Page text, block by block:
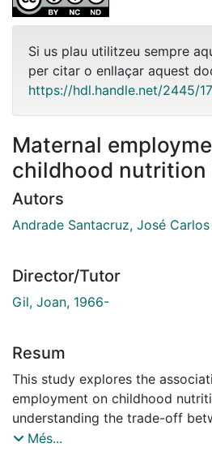
Si us plau utilitzeu sempre
per citar o enllaçar aquest
https://hdl.handle.net/2445/
Maternal
childhood nutrition
Autors
Andrade Santacruz, José Carlos
Director/Tutor
Gil, Joan, 1966-
Resum
This study explores the
employment on childhood
understanding the trade-off
time devoted to work and
Més...